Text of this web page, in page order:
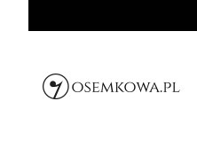
Muzyczne